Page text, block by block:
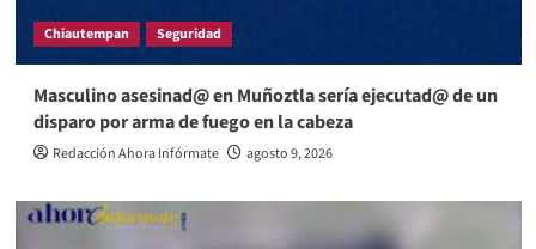
Chiautempan Seguridad
Masculino asesinad@ en Muñoztla sería ejecutad@ de un
disparo por arma de fuego en la cabeza
Redacción Ahora Infórmate agosto 9, 2026